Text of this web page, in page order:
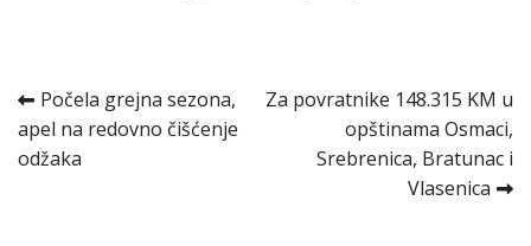
Kretanje
članka
Počela grejna sezona,
apel na redovno čišćenje
odžaka
Za povratnike 148.315 KM u
opštinama Osmaci,
Srebrenica, Bratunac i
Vlasenica